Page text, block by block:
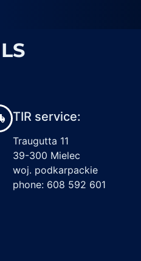
TIR service:
Traugutta 11
39-300 Mielec
woj. podkarpackie
phone: 608 592 601